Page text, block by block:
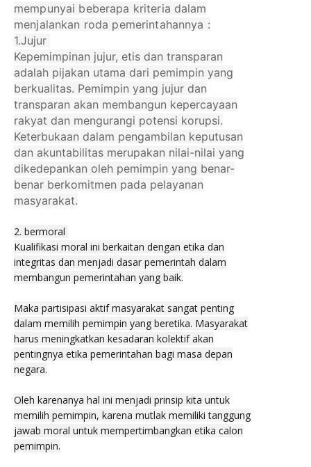
mempunyai beberapa kriteria dalam
menjalankan roda pemerintahannya :
1.Jujur
Kepemimpinan jujur, etis dan transparan
adalah pijakan utama dari pemimpin yang
berkualitas. Pemimpin yang jujur dan
transparan akan membangun kepercayaan
rakyat dan mengurangi potensi korupsi.
Keterbukaan dalam pengambilan keputusan
dan akuntabilitas merupakan nilai-nilai yang
dikedepankan oleh pemimpin yang benar-
benar berkomitmen pada pelayanan
masyarakat.
2. bermoral
Kualifikasi moral ini berkaitan dengan etika dan
integritas dan menjadi dasar pemerintah dalam
membangun pemerintahan yang baik.
Maka partisipasi aktif masyarakat sangat penting
dalam memilih pemimpin yang beretika. Masyarakat
harus meningkatkan kesadaran kolektif akan
pentingnya etika pemerintahan bagi masa depan
negara.
Oleh karenanya hal ini menjadi prinsip kita untuk
memilih pemimpin, karena mutlak memiliki tanggung
jawab moral untuk mempertimbangkan etika calon
pemimpin.